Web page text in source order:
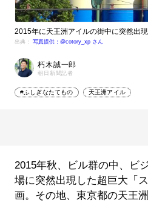
2015年に天王洲アイルの街中に突然出
出典： 写真提供：@cotory_xp さん
朽木誠一郎
朝日新聞記者
#ふしぎなたてもの 天王洲アイル
2015年秋、ビル群の中、ビ
場に突然出現した超巨大「
画。その地、東京都の天王